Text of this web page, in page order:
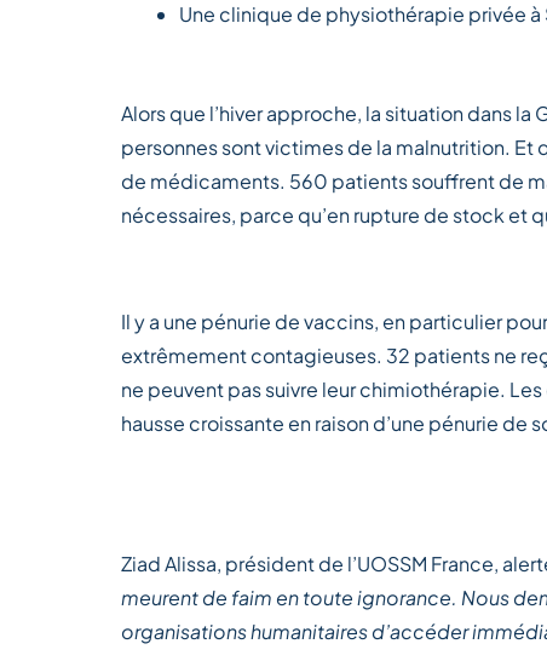
Une clinique de physiothérapie privée
Alors que l’hiver approche, la situation dans
personnes sont victimes de la malnutrition. Et
de médicaments. 560 patients souffrent de
nécessaires, parce qu’en rupture de stock et
Il y a une pénurie de vaccins, en particulier
extrêmement contagieuses. 32 patients ne
ne peuvent pas suivre leur chimiothérapie.
hausse croissante en raison d’une pénurie de
Ziad Alissa, président de l’UOSSM France,
meurent de faim en toute ignorance. Nous
organisations humanitaires d’accéder